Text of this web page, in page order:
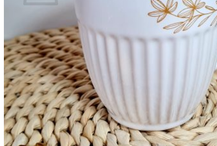
No hay productos en el carrito.
Volver a la tienda